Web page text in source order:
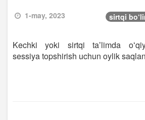
1-may, 2023 sirtqi
Kechki yoki sirtqi taʼlimda
sessiya topshirish uchun oylik